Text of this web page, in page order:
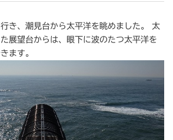
き、潮見台から太平洋を眺めました。 太
展望台からは、眼下に波のたつ太平洋を
ます。